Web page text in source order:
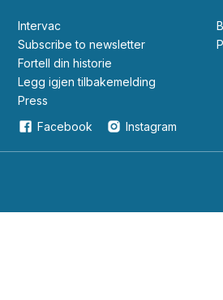
Intervac
Subscribe to newsletter
Fortell din historie
Legg igjen tilbakemelding
Press
Facebook
Instagram